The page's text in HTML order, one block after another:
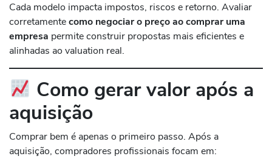
Cada modelo impacta impostos, riscos e retorno. Avaliar
corretamentecomo negociar o preço ao comprar uma
empresa permite construir propostas mais eficientes e
alinhadas ao valuation real.
Como gerar valor após a
aquisição
Comprar bem é apenas o primeiro passo. Após a
aquisição, compradores profissionais focam em: